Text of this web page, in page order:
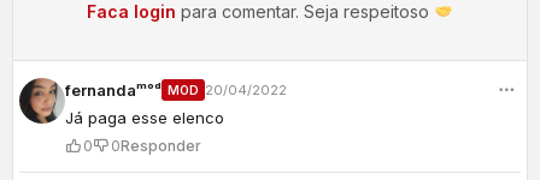
Faca login para comentar. Seja respeitoso
fernandaᵐᵒᵈ MOD 20/04/2022
Já paga esse elenco
0 0Responder